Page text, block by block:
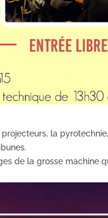
la
de la grosse machine